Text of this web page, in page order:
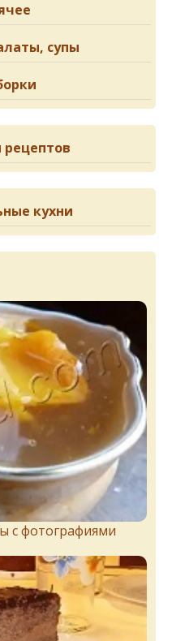
супы
рецептов
кухни
с фотографиями